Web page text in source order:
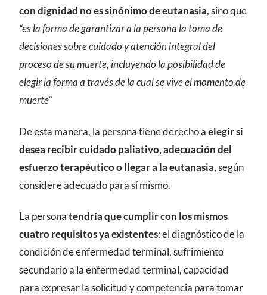
con dignidad no es sinónimo de eutanasia, sino que
“es la forma de garantizar a la persona la toma de
decisiones sobre cuidado y atención integral del
proceso de su muerte, incluyendo la posibilidad de
elegir la forma a través de la cual se vive el momento de
muerte”
De esta manera, la persona tiene derecho aelegir si
desea recibir cuidado paliativo, adecuación del
esfuerzo terapéutico o llegar a la eutanasia, según
considere adecuado para sí mismo.
La personatendría que cumplir con los mismos
cuatro requisitos ya existentes: el diagnóstico de la
condición de enfermedad terminal, sufrimiento
secundario a la enfermedad terminal, capacidad
para expresar la solicitud y competencia para tomar